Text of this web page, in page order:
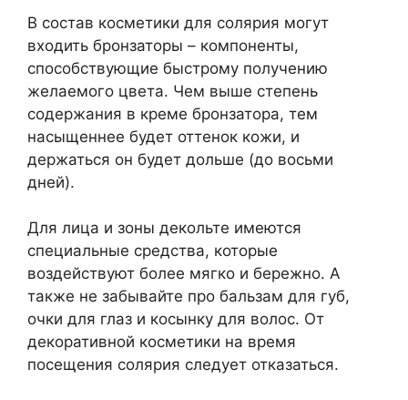
В состав косметики для солярия могут
входить бронзаторы – компоненты,
способствующие быстрому получению
желаемого цвета. Чем выше степень
содержания в креме бронзатора, тем
насыщеннее будет оттенок кожи, и
держаться он будет дольше (до восьми
дней).
Для лица и зоны декольте имеются
специальные средства, которые
воздействуют более мягко и бережно. А
также не забывайте про бальзам для губ,
очки для глаз и косынку для волос. От
декоративной косметики на время
посещения солярия следует отказаться.